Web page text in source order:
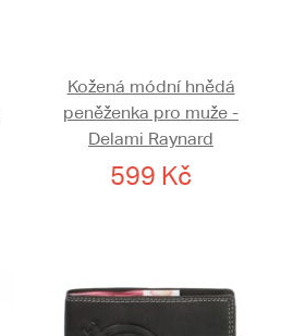
Kožená módní hnědá
peněženka pro muže -
Delami Raynard
599 Kč